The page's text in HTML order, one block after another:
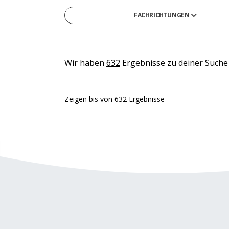
FACHRICHTUNGEN
Gesellschafts- & Sozialwissenschaften
Informatik
Medien, Kommunikation & Marketing
Wir haben 632 Ergebnisse zu deiner
Zeigen bis von 632 Ergebnisse